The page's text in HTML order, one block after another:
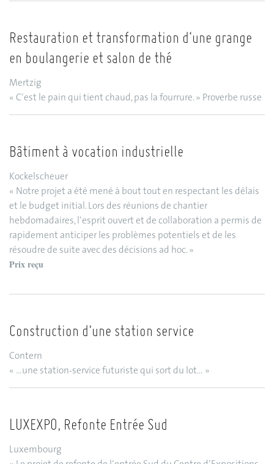
Restauration et transformation d‘une grange
en boulangerie et salon de thé
Mertzig
« C’est le pain qui tient chaud, pas la fourrure. » Proverbe russe
Bâtiment à vocation industrielle
Kockelscheuer
« Notre projet a été mené à bout tout en respectant les délais
et le budget initial. Lors des réunions de chantier
hebdomadaires, l’esprit ouvert et de collaboration a permis de
rapidement anticiper les problèmes potentiels et de les
résoudre de suite avec des décisions ad hoc. »
Prix reçu
Construction d’une station service
Contern
« …une station-service futuriste qui sort du lot… »
LUXEXPO, Refonte Entrée Sud
Luxembourg